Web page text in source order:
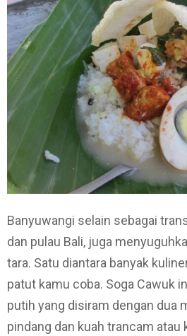
Banyuwangi selain sebagai
dan pulau Bali, juga
tara. Satu diantara banyak
patut kamu coba. Soga Cawuk
putih yang disiram dengan dua
pindang dan kuah trancam atau